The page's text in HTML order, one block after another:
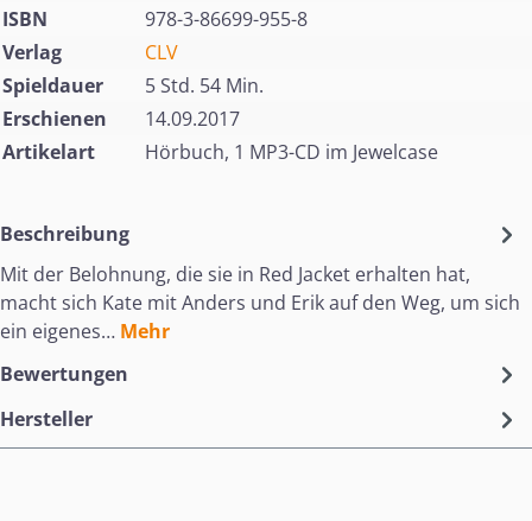
ISBN
978-3-86699-955-8
Verlag
CLV
Spieldauer
5 Std. 54 Min.
Erschienen
14.09.2017
Artikelart
Hörbuch, 1 MP3-CD im Jewelcase
Beschreibung
Mit der Belohnung, die sie in Red Jacket erhalten hat,
macht sich Kate mit Anders und Erik auf den Weg, um sich
ein eigenes… Mehr
Bewertungen
Hersteller